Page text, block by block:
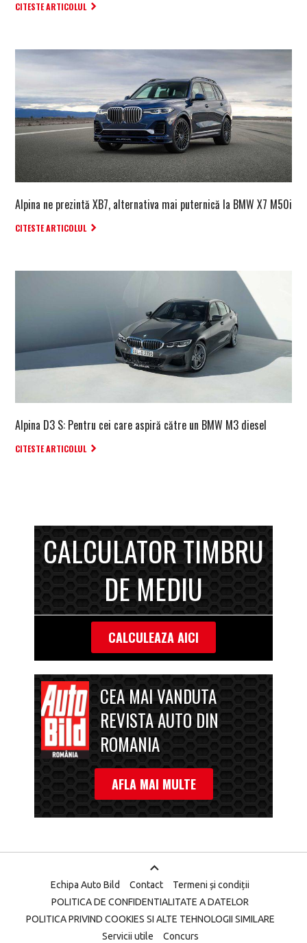
CITESTE ARTICOLUL
Alpina ne prezintă XB7, alternativa mai puternică la BMW X7 M50i
CITESTE ARTICOLUL
Alpina D3 S: Pentru cei care aspiră către un BMW M3 diesel
CITESTE ARTICOLUL
CALCULATOR TIMBRU
DE MEDIU
CALCULEAZA AICI
CEA MAI VANDUTA
REVISTA AUTO DIN
ROMANIA
AFLA MAI MULTE
Echipa Auto Bild Contact
Termeni și condiții
POLITICA DE CONFIDENTIALITATE A DATELOR
POLITICA PRIVIND COOKIES SI ALTE TEHNOLOGII SIMILARE
Servicii utile
Concurs